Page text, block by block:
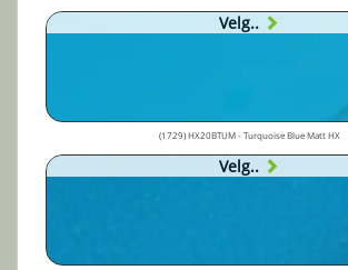
Velg..
(1729) HX20BTUM - Turquoise Blue Matt HX
Velg..